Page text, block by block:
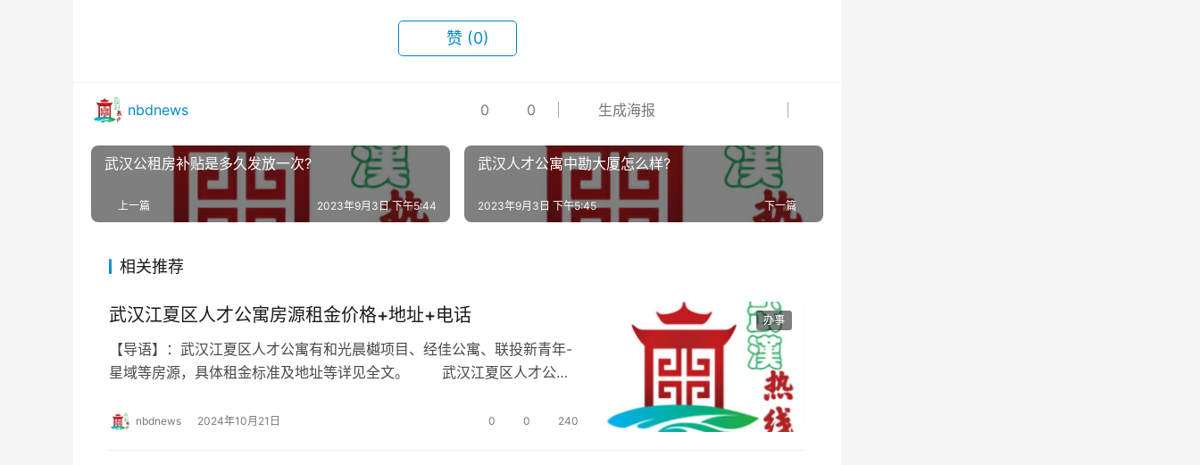
赞 (0)
nbdnews 0 0 生成海报
武汉公租房补贴是多久发放一次?
上一篇 2023年9月3日 下午5:44
武汉人才公寓中勘大厦怎么样?
下一篇
2023年9月3日 下午5:45
相关推荐
办事
武汉江夏区人才公寓房源租金价格+地址+电话
【导语】：武汉江夏区人才公寓有和光晨樾项目、经佳公寓、联投新青年-
星域等房源，具体租金标准及地址等详见全文。 武汉江夏区人才公寓
nbdnews 2024年10月21日 0 0 240